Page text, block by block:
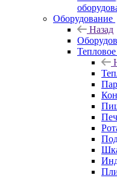
Оборудование
Назад